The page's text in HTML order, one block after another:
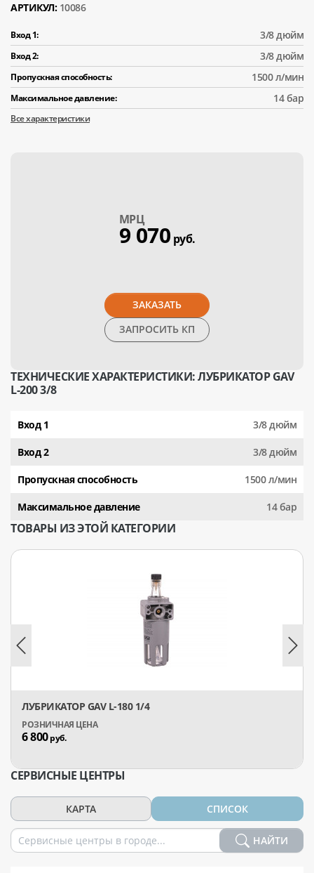
АРТИКУЛ: 10086
Вход 1: 3/8 дюйм
Вход 2: 3/8 дюйм
Пропускная способность: 1500 л/мин
Максимальное давление: 14 бар
Все характеристики
МPЦ
9 070 руб.
ЗАКАЗАТЬ
ЗАПРОСИТЬ КП
ТЕХНИЧЕСКИЕ ХАРАКТЕРИСТИКИ: ЛУБРИКАТОР GAV
L-200 3/8
Вход 1 3/8 дюйм
Вход 2 3/8 дюйм
Пропускная способность 1500 л/мин
Максимальное давление 14 бар
ТОВАРЫ ИЗ ЭТОЙ КАТЕГОРИИ
ЛУБРИКАТОР GAV L-180 1/4
6 800руб.
СЕРВИСНЫЕ ЦЕНТРЫ
КАРТА СПИСОК
НАЙТИ